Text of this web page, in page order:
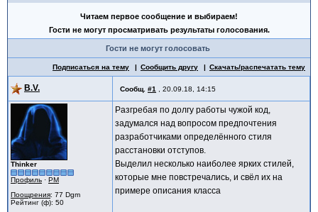
Читаем первое сообщение и выбираем!
Гости не могут просматривать результаты голосования.
Гости не могут голосовать
Подписаться на тему Сообщить другу Скачать/распечатать тему
B.V. Сообщ. #1 20.09.18, 14:15
Thinker
Профиль · PM
Поощрения: 77 Dgm
Рейтинг (ф): 50
Разгребая по долгу работы чужой код,
задумался над вопросом предпочтения
разработчиками определённого стиля
расстановки отступов.
Выделил несколько наиболее ярких стилей,
которые мне повстречались, и свёл их на
примере описания класса